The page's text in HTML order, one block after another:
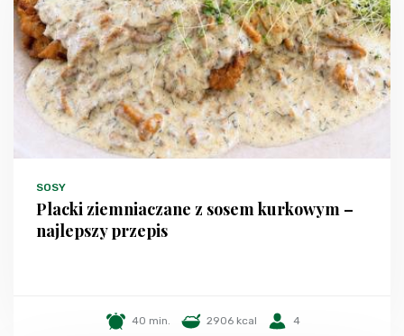
SOSY
Placki ziemniaczane z sosem kurkowym –
najlepszy przepis
40 min. 2906 kcal 4